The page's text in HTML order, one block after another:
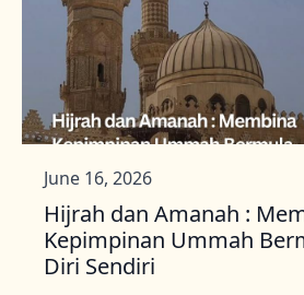
Hijrah dan Amanah :
Kepimpinan Ummah
Diri Sendiri
June 16, 2026